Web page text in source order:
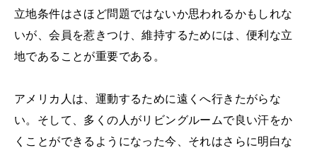
立地条件はさほど問題ではないか思われるかもしれな
いが、会員を惹きつけ、維持するためには、便利な立
地であることが重要である。
アメリカ人は、運動するために遠くへ行きたがらな
い。そして、多くの人がリビングルームで良い汗をか
くことができるようになった今、それはさらに明白な